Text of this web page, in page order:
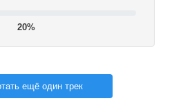
20%
ещё один трек